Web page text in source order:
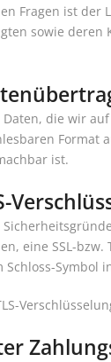
Fragen ist der
sowie
Daten, die wir
Format
ist.
eine SSL-
Symbol